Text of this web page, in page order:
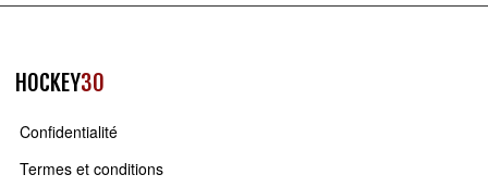
HOCKEY30
Confidentialité
Termes et conditions